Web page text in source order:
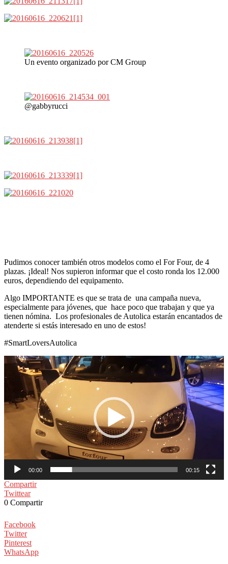
Un evento organizado por CM Group
@gabbyrucci
Pudimos conocer también otros modelos como el For Four, de 4
plazas. ¡Ideal! Nos supieron informar que el costo ronda los 12.000
euros, dependiendo del equipamento.
Algo IMPORTANTE es que se trata de una campaña nueva,
especialmente para jóvenes, que hace poco que trabajan y que ya
tienen nómina. Los profesionales de Autolica estarán encantados de
atenderte si estás interesado en uno de estos!
#SmartLoversAutolica
Reproductor
de
vídeo
00:00 00:15
Compartir
Twittear
0 Compartir
Facebook
Twitter
Pinterest
WhatsApp